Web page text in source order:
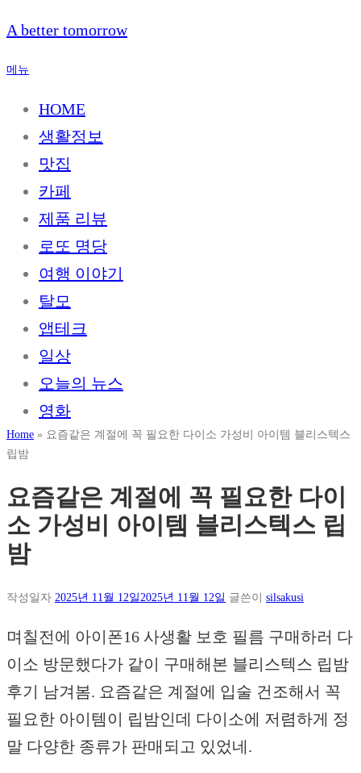
내
으
A better tomorrow
메뉴
HOME
생활정보
맛집
카페
제품 리뷰
로또 명당
여행 이야기
탈모
앱테크
일상
오늘의 뉴스
영화
Home » 요즘같은 계절에 꼭 필요한 다이소 가성비 아이템 블리스텍스
립밤
요즘같은 계절에 꼭 필요한 다이
소 가성비 아이템 블리스텍스 립
밤
작성일자 2025년 11월 12일2025년 11월 12일 글쓴이 silsakusi
며칠전에 아이폰16 사생활 보호 필름 구매하러 다
이소 방문했다가 같이 구매해본 블리스텍스 립밤
후기 남겨봄. 요즘같은 계절에 입술 건조해서 꼭
필요한 아이템이 립밤인데 다이소에 저렴하게 정
말 다양한 종류가 판매되고 있었네.